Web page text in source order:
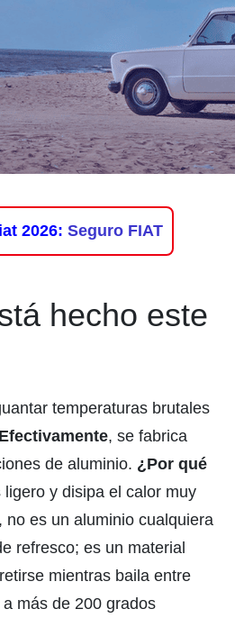
2026: Seguro FIAT
hecho este
temperaturas brutales
Efectivamente, se fabrica
de aluminio. ¿Por qué
ligero y disipa el calor muy
, no es un aluminio cualquiera
refresco; es un material
mientras baila entre
más de 200 grados